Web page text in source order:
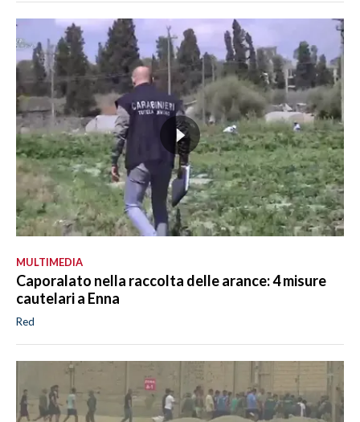
MULTIMEDIA
Caporalato nella raccolta delle arance: 4 misure
cautelari a Enna
Red